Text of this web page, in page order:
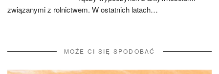
związanymi z rolnictwem. W ostatnich latach…
MOŻE CI SIĘ SPODOBAĆ